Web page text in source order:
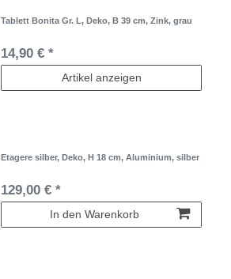
Tablett Bonita Gr. L, Deko, B 39 cm, Zink, grau
14,90 € *
Artikel anzeigen
Etagere silber, Deko, H 18 cm, Aluminium, silber
129,00 € *
In den Warenkorb